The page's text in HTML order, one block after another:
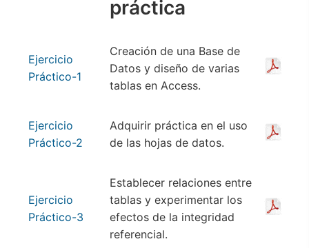
práctica
Ejercicio
Práctico-1
Creación de una Base de
Datos y diseño de varias
tablas en Access.
Ejercicio
Práctico-2
Adquirir práctica en el uso
de las hojas de datos.
Ejercicio
Práctico-3
Establecer relaciones entre
tablas y experimentar los
efectos de la integridad
referencial.